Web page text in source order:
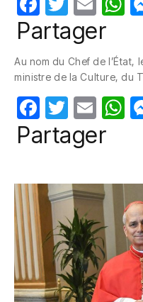
a
e
b
o
o
w
itt
er
m
ail
s
A
p
Partager
Au nom du Chef de l’État,
ministre de la Culture, du
F
a
b
o
o
k
T
w
itt
E
m
A
p
p
Partager